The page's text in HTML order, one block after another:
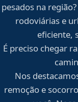
pesados na
rodoviárias e
eficiente,
É preciso chegar
Nos
remoção e